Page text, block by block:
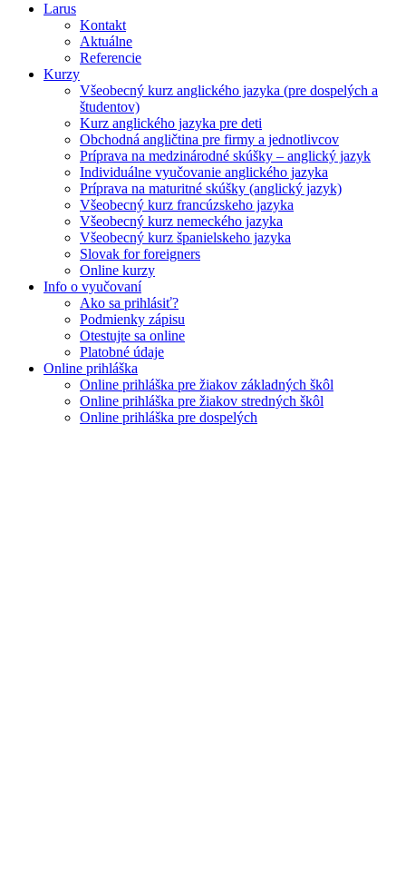
Larus
Kontakt
Aktuálne
Referencie
Kurzy
Všeobecný kurz anglického jazyka (pre dospelých a
študentov)
Kurz anglického jazyka pre deti
Obchodná angličtina pre firmy a jednotlivcov
Príprava na medzinárodné skúšky – anglický jazyk
Individuálne vyučovanie anglického jazyka
Príprava na maturitné skúšky (anglický jazyk)
Všeobecný kurz francúzskeho jazyka
Všeobecný kurz nemeckého jazyka
Všeobecný kurz španielskeho jazyka
Slovak for foreigners
Online kurzy
Info o vyučovaní
Ako sa prihlásiť?
Podmienky zápisu
Otestujte sa online
Platobné údaje
Online prihláška
Online prihláška pre žiakov základných škôl
Online prihláška pre žiakov stredných škôl
Online prihláška pre dospelých